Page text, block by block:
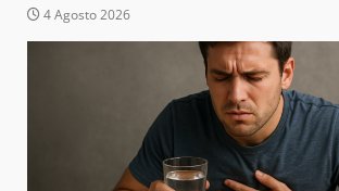
4 Agosto 2026